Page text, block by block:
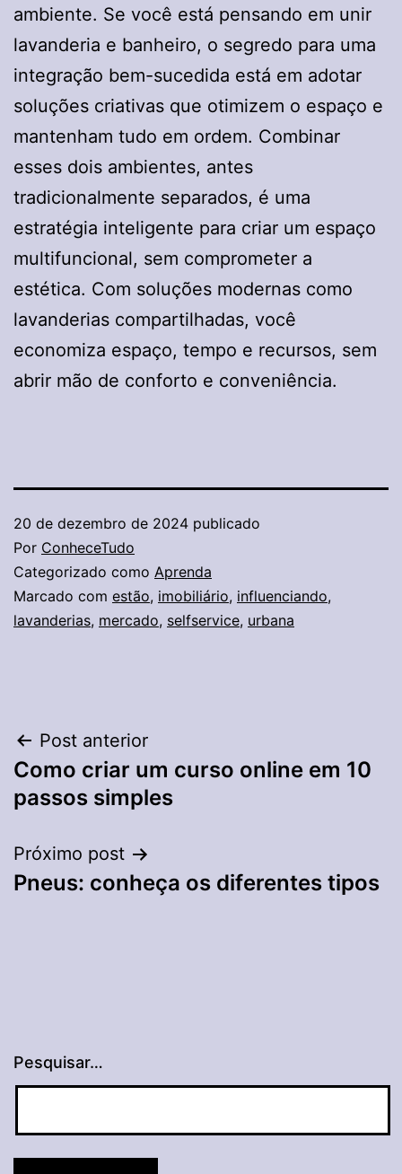
ambiente. Se você está pensando em unir
lavanderia e banheiro, o segredo para uma
integração bem-sucedida está em adotar
soluções criativas que otimizem o espaço e
mantenham tudo em ordem. Combinar
esses dois ambientes, antes
tradicionalmente separados, é uma
estratégia inteligente para criar um espaço
multifuncional, sem comprometer a
estética. Com soluções modernas como
lavanderias compartilhadas, você
economiza espaço, tempo e recursos, sem
abrir mão de conforto e conveniência.
20 de dezembro de 2024 publicado
Por ConheceTudo
Categorizado como Aprenda
Marcado com estão, imobiliário, influenciando,
lavanderias, mercado, selfservice, urbana
Navegação
de
Post anterior
Como criar um curso online em 10
passos simples
Próximo post
Pneus: conheça os diferentes tipos
Pesquisar…